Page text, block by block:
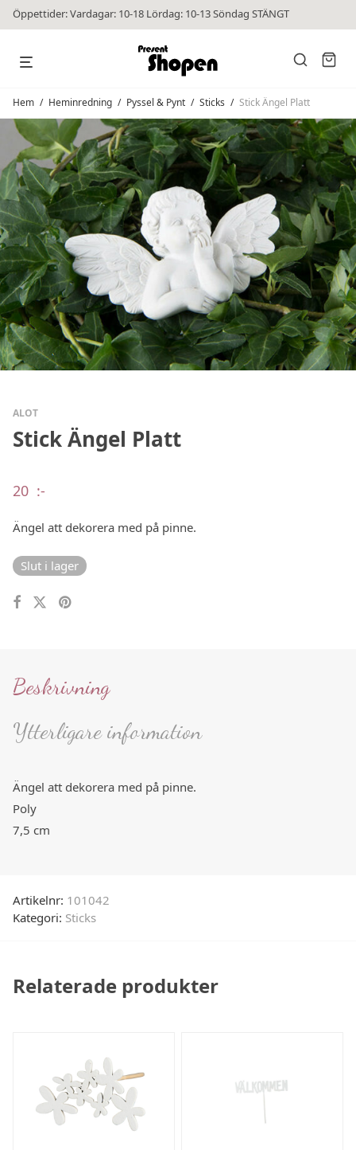
Öppettider: Vardagar: 10-18 Lördag: 10-13 Söndag STÄNGT
Hem / Heminredning / Pyssel & Pynt / Sticks / Stick Ängel Platt
ALOT
Stick Ängel Platt
20 :-
Ängel att dekorera med på pinne.
Slut i lager
Beskrivning
Ytterligare information
Ängel att dekorera med på pinne.
Poly
7,5 cm
Artikelnr: 101042
Kategori: Sticks
Relaterade produkter